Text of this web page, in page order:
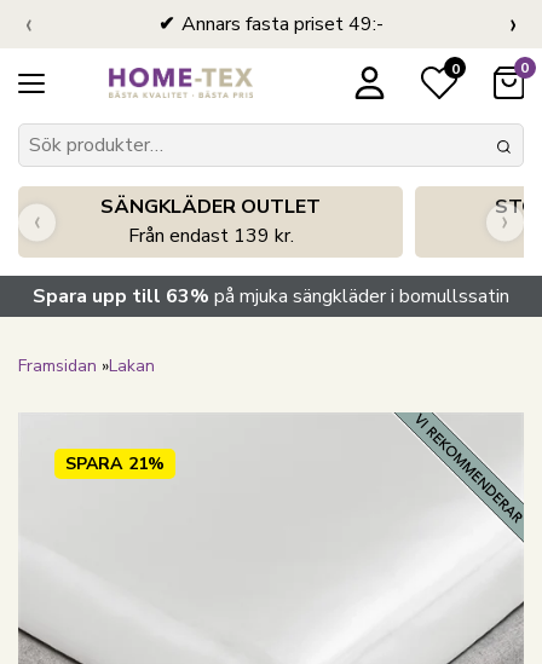
Annars fasta priset 49:-
‹ ›
0 0
SÄNGKLÄDER OUTLET
Från endast 139 kr.
‹ ›
Spara upp till 63% på mjuka sängkläder i bomullssatin
Framsidan »Lakan
SPARA 21%